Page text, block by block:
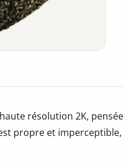
résolution 2K, pensée
propre et imperceptible,